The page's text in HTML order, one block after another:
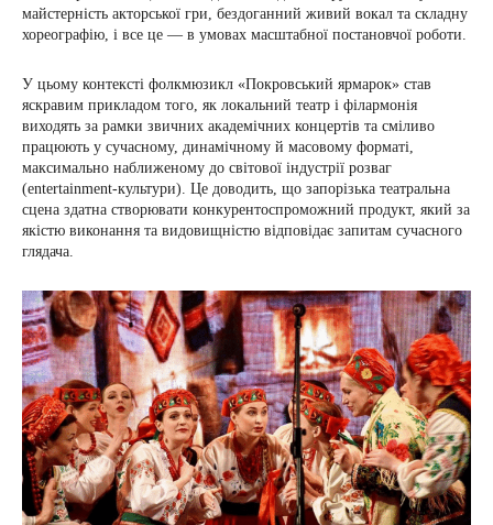
майстерність акторської гри, бездоганний живий вокал та складну
хореографію, і все це — в умовах масштабної постановчої роботи.
У цьому контексті фолкмюзикл «Покровський ярмарок» став
яскравим прикладом того, як локальний театр і філармонія
виходять за рамки звичних академічних концертів та сміливо
працюють у сучасному, динамічному й масовому форматі,
максимально наближеному до світової індустрії розваг
(entertainment-культури). Це доводить, що запорізька театральна
сцена здатна створювати конкурентоспроможний продукт, який за
якістю виконання та видовищністю відповідає запитам сучасного
глядача.